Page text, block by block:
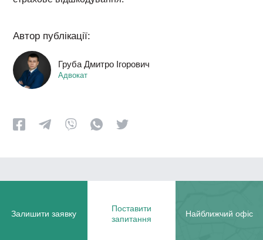
Автор публікації:
Груба Дмитро Ігорович
Адвокат
Залишити заявку
Поставити
запитання
Найближчий офіс